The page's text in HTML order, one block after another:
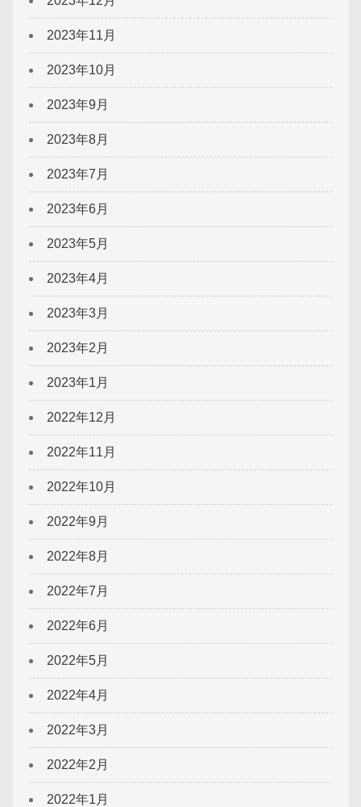
2023年11月
2023年10月
2023年9月
2023年8月
2023年7月
2023年6月
2023年5月
2023年4月
2023年3月
2023年2月
2023年1月
2022年12月
2022年11月
2022年10月
2022年9月
2022年8月
2022年7月
2022年6月
2022年5月
2022年4月
2022年3月
2022年2月
2022年1月